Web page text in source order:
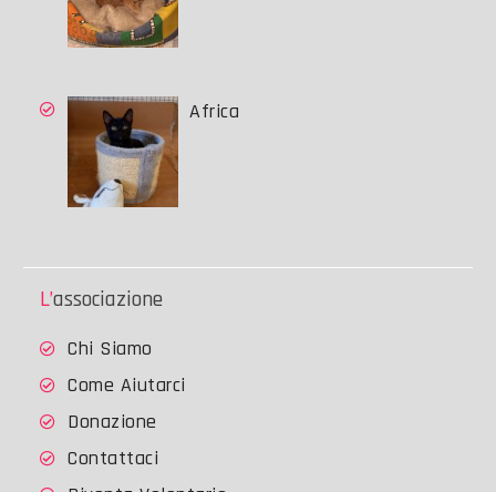
Africa
L’associazione
Chi Siamo
Come Aiutarci
Donazione
Contattaci